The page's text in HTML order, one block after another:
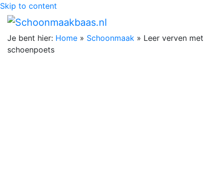
Skip to content
Je bent hier: Home » Schoonmaak » Leer verven met
schoenpoets